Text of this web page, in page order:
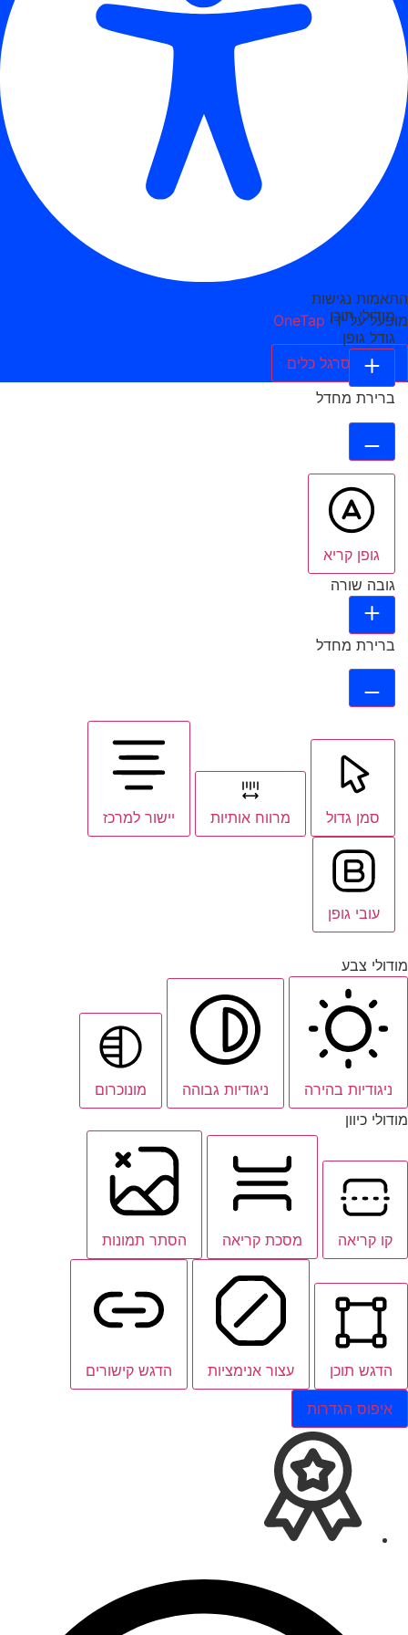
התאמות נגישות
מופעל על ידי OneTap
הסתר סרגל כלים
מודולי תוכן
גודל גופן
ברירת מחדל
גופן קריא
גובה שורה
ברירת מחדל
סמן גדול מרווח אותיות יישור למרכז
עובי גופן
מודולי צבע
ניגודיות בהירה ניגודיות גבוהה
מונוכרום
מודולי כיוון
קו קריאה מסכת קריאה הסתר תמונות
הדגש תוכן עצור אנימציות הדגש קישורים
איפוס הגדרות